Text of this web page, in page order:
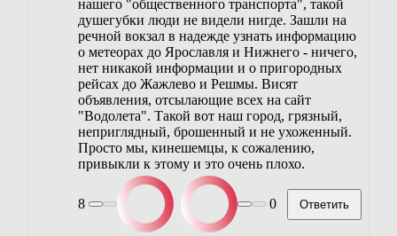
нашего "общественного транспорта", такой
душегубки люди не видели нигде. Зашли на
речной вокзал в надежде узнать информацию
о метеорах до Ярославля и Нижнего - ничего,
нет никакой информации и о пригородных
рейсах до Жажлево и Решмы. Висят
объявления, отсылающие всех на сайт
"Водолета". Такой вот наш город, грязный,
неприглядный, брошенный и не ухоженный.
Просто мы, кинешемцы, к сожалению,
привыкли к этому и это очень плохо.
8 0 Ответить